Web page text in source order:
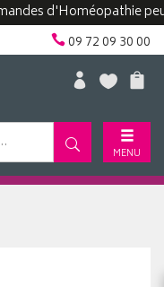
d'Homéopathie
09 72 09 30 00
MENU